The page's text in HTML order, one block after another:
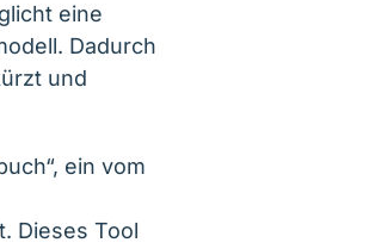
eine
Dadurch
und
ein vom
Dieses Tool